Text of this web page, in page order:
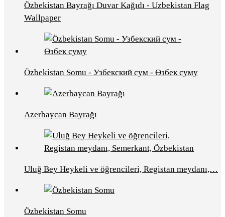
Özbekistan Bayrağı Duvar Kağıdı - Uzbekistan Flag
Wallpaper
Özbekistan Somu - Узбекский сум - Өзбек суму
Azerbaycan Bayrağı
Uluğ Bey Heykeli ve öğrencileri, Registan meydanı,…
Özbekistan Somu